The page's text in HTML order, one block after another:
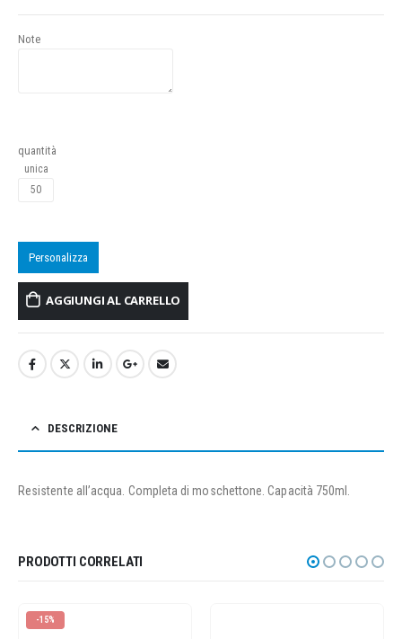
Note
quantità
unica
Personalizza
AGGIUNGI AL CARRELLO
DESCRIZIONE
Resistente all’acqua. Completa di moschettone. Capacità 750ml.
PRODOTTI CORRELATI
-15%